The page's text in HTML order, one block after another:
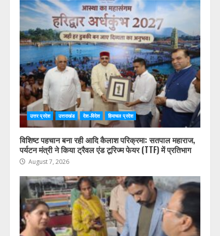
उत्तर प्रदेश उत्तराखंड देश-विदेश हिमाचल प्रदेश
विशिष्ट पहचान बना रही आदि कैलाश परिक्रमा: सतपाल महाराज,
पर्यटन मंत्री ने किया ट्रैवल एंड टूरिज्म फेयर (TTF) में प्रतिभाग
August 7, 2026